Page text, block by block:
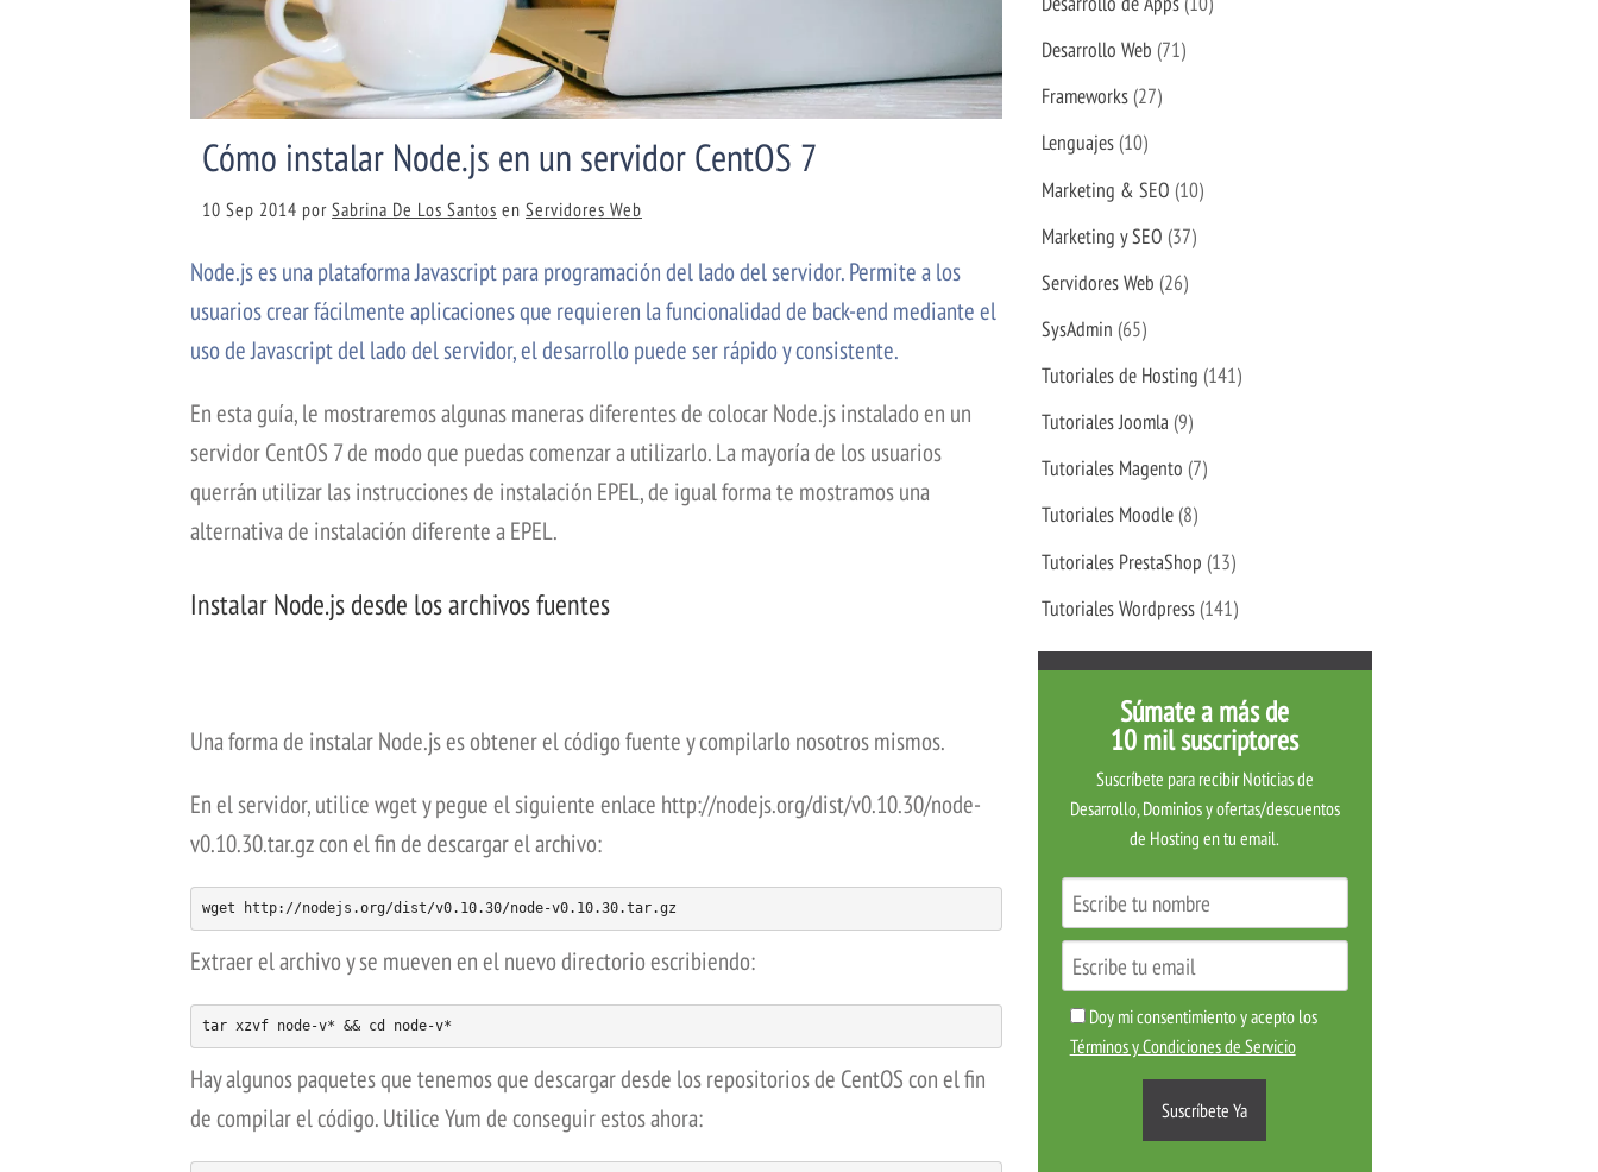
Cómo instalar Node.js en un servidor CentOS 7
10 Sep 2014 por Sabrina De Los Santos en Servidores Web
Node.js es una plataforma Javascript para programación del lado del servidor. Permite a los
usuarios crear fácilmente aplicaciones que requieren la funcionalidad de back-end mediante el
uso de Javascript del lado del servidor, el desarrollo puede ser rápido y consistente.
En esta guía, le mostraremos algunas maneras diferentes de colocar Node.js instalado en un
servidor CentOS 7 de modo que puedas comenzar a utilizarlo. La mayoría de los usuarios
querrán utilizar las instrucciones de instalación EPEL, de igual forma te mostramos una
alternativa de instalación diferente a EPEL.
Instalar Node.js desde los archivos fuentes
Una forma de instalar Node.js es obtener el código fuente y compilarlo nosotros mismos.
En el servidor, utilice wget y pegue el siguiente enlace http://nodejs.org/dist/v0.10.30/node-
v0.10.30.tar.gz con el fin de descargar el archivo:
wget http://nodejs.org/dist/v0.10.30/node-v0.10.30.tar.gz
Extraer el archivo y se mueven en el nuevo directorio escribiendo:
tar xzvf node-v* && cd node-v*
Hay algunos paquetes que tenemos que descargar desde los repositorios de CentOS con el fin
de compilar el código. Utilice Yum de conseguir estos ahora:
Desarrollo Web (71)
Frameworks(27)
Lenguajes(10)
Marketing & SEO (10)
Marketing y SEO (37)
Servidores Web (26)
SysAdmin (65)
Tutoriales de Hosting (141)
Tutoriales Joomla (9)
Tutoriales Magento (7)
Tutoriales Moodle(8)
Tutoriales PrestaShop (13)
Tutoriales Wordpress(141)
Súmate a más de
10 mil suscriptores
Suscríbete para recibir Noticias de
Desarrollo, Dominios y ofertas/descuentos
de Hosting en tu email.
Doy mi consentimiento y acepto los
Términos y Condiciones de Servicio